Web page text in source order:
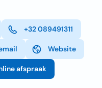
+32 089491311
Website
afspraak